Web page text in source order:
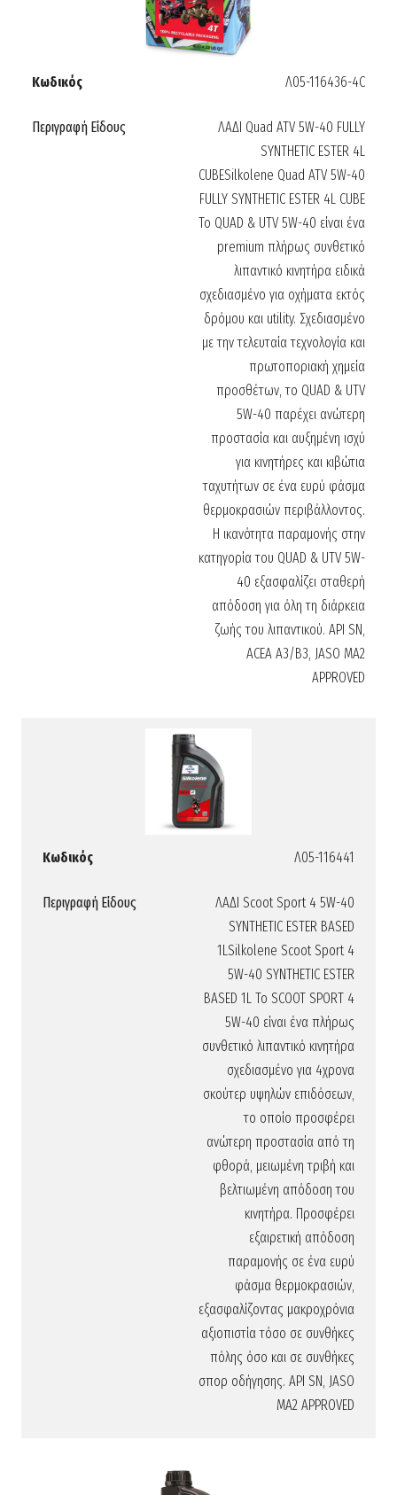
Κωδικός Λ05-116436-4C
Περιγραφή Είδους
ΛΑΔΙ Quad ATV 5W-40 FULLY
SYNTHETIC ESTER 4L
CUBESilkolene Quad ATV 5W-40
FULLY SYNTHETIC ESTER 4L CUBE
Το QUAD & UTV 5W-40 είναι ένα
premium πλήρως συνθετικό
λιπαντικό κινητήρα ειδικά
σχεδιασμένο για οχήματα εκτός
δρόμου και utility. Σχεδιασμένο
με την τελευταία τεχνολογία και
πρωτοποριακή χημεία
προσθέτων, το QUAD & UTV
5W-40 παρέχει ανώτερη
προστασία και αυξημένη ισχύ
για κινητήρες και κιβώτια
ταχυτήτων σε ένα ευρύ φάσμα
θερμοκρασιών περιβάλλοντος.
Η ικανότητα παραμονής στην
κατηγορία του QUAD & UTV 5W-
40 εξασφαλίζει σταθερή
απόδοση για όλη τη διάρκεια
ζωής του λιπαντικού. API SN,
ACEA A3/B3, JASO MA2
APPROVED
Κωδικός Λ05-116441
Περιγραφή Είδους
ΛΑΔΙ Scoot Sport 4 5W-40
SYNTHETIC ESTER BASED
1LSilkolene Scoot Sport 4
5W-40 SYNTHETIC ESTER
BASED 1L Το SCOOT SPORT 4
5W-40 είναι ένα πλήρως
συνθετικό λιπαντικό κινητήρα
σχεδιασμένο για 4χρονα
σκούτερ υψηλών επιδόσεων,
το οποίο προσφέρει
ανώτερη προστασία από τη
φθορά, μειωμένη τριβή και
βελτιωμένη απόδοση του
κινητήρα. Προσφέρει
εξαιρετική απόδοση
παραμονής σε ένα ευρύ
φάσμα θερμοκρασιών,
εξασφαλίζοντας μακροχρόνια
αξιοπιστία τόσο σε συνθήκες
πόλης όσο και σε συνθήκες
σπορ οδήγησης. API SN, JASO
MA2 APPROVED